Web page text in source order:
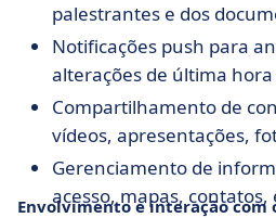
palestrantes e dos
Notificações push para
alterações de última hora
Compartilhamento de
vídeos, apresentações,
Gerenciamento de
acesso, mapas, contatos,
Envolvimento e interação com